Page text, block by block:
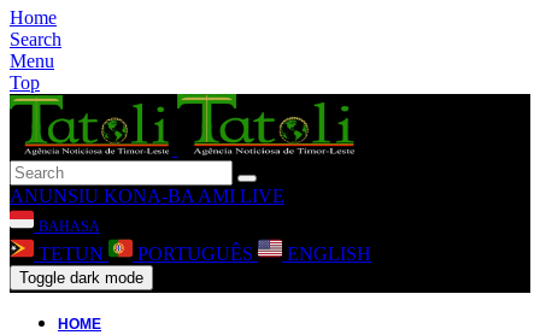
Home
Search
Menu
Top
ANUNSIU KONA-BA AMI LIVE
BAHASA
TETUN PORTUGUÊS ENGLISH
Toggle dark mode
HOME